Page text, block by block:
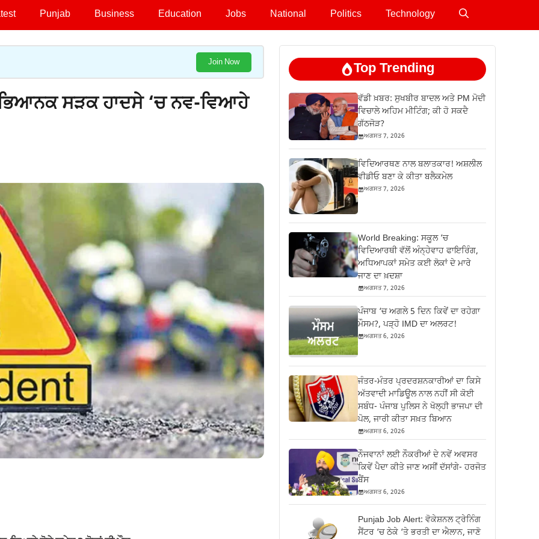
Punjab Business Education Jobs National Politics Technology
Join Now
ਸੜਕ ਹਾਦਸੇ ‘ਚ ਨਵ-ਵਿਆਹੇ
Top Trending
ਵੱਡੀ ਖ਼ਬਰ: ਸੁਖਬੀਰ ਬਾਦਲ ਅਤੇ PM ਮੋਦੀ
ਵਿਚਾਲੇ ਅਹਿਮ ਮੀਟਿੰਗ; ਕੀ ਹੋ ਸਕਦੈ
ਗੱਠਜੋੜ?
ਅਗਸਤ 7, 2026
ਵਿਦਿਆਰਥਣ ਨਾਲ ਬਲਾਤਕਾਰ! ਅਸ਼ਲੀਲ
ਵੀਡੀਓ ਬਣਾ ਕੇ ਕੀਤਾ ਬਲੈਕਮੇਲ
ਅਗਸਤ 7, 2026
World Breaking: ਸਕੂਲ ‘ਚ
ਵਿਦਿਆਰਥੀ ਵੱਲੋਂ ਅੰਨ੍ਹੇਵਾਹ ਫਾਇਰਿੰਗ,
ਅਧਿਆਪਕਾਂ ਸਮੇਤ ਕਈ ਲੋਕਾਂ ਦੇ ਮਾਰੇ
ਜਾਣ ਦਾ ਖ਼ਦਸ਼ਾ
ਅਗਸਤ 7, 2026
ਪੰਜਾਬ ‘ਚ ਅਗਲੇ 5 ਦਿਨ ਕਿਵੇਂ ਦਾ ਰਹੇਗਾ
ਮੌਸਮ?, ਪੜ੍ਹੋ IMD ਦਾ ਅਲਰਟ!
ਅਗਸਤ 6, 2026
ਜੰਤਰ-ਮੰਤਰ ਪ੍ਰਦਰਸ਼ਨਕਾਰੀਆਂ ਦਾ ਕਿਸੇ
ਅੱਤਵਾਦੀ ਮਾਡਿਊਲ ਨਾਲ ਨਹੀਂ ਸੀ ਕੋਈ
ਸਬੰਧ- ਪੰਜਾਬ ਪੁਲਿਸ ਨੇ ਖੋਲ੍ਹੀ ਭਾਜਪਾ ਦੀ
ਪੋਲ, ਜਾਰੀ ਕੀਤਾ ਸਖ਼ਤ ਬਿਆਨ
ਅਗਸਤ 6, 2026
ਨੌਜਵਾਨਾਂ ਲਈ ਨੌਕਰੀਆਂ ਦੇ ਨਵੇਂ ਅਵਸਰ
ਕਿਵੇਂ ਪੈਦਾ ਕੀਤੇ ਜਾਣ ਅਸੀਂ ਦੱਸਾਂਗੇ- ਹਰਜੋਤ
ਬੈਂਸ
ਅਗਸਤ 6, 2026
Punjab Job Alert: ਵੋਕੇਸ਼ਨਲ ਟ੍ਰੇਨਿੰਗ
ਸੈਂਟਰ ‘ਚ ਠੇਕੇ ‘ਤੇ ਭਰਤੀ ਦਾ ਐਲਾਨ, ਜਾਣੋ